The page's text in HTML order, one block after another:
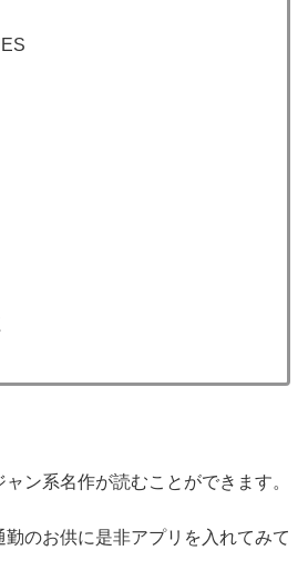
ン系名作が読むことができます。
のお供に是非アプリを入れてみて